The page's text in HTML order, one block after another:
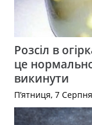
Розсіл в
це
викинути
П’ятниця, 7